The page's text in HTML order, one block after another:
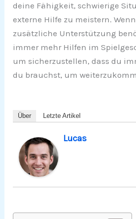
deine Fähigkeit, schwierige
externe Hilfe zu meistern.
zusätzliche Unterstützung
immer mehr Hilfen im
um sicherzustellen, dass du
du brauchst, um
Über Letzte Artikel
Lucas